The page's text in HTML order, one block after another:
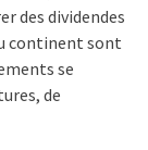
des dividendes
continent sont
se
de